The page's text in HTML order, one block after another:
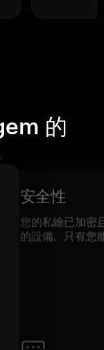
的
安全性
您的私鑰已加密
的設備。只有您